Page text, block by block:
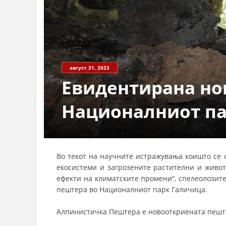
август 31, 2023
Евидентирана
Националниот
Во текот на научните истражувања коишто се
екосистеми и загрозените растителни и
ефекти на климатските промени“,
пештера во Националниот парк Галичица.
Алпинистичка Пештера е новооткриената